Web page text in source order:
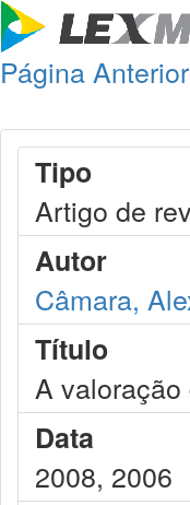
Página Anterior
Tipo
Artigo de
Autor
Câmara,
Título
A
Data
2008, 2006